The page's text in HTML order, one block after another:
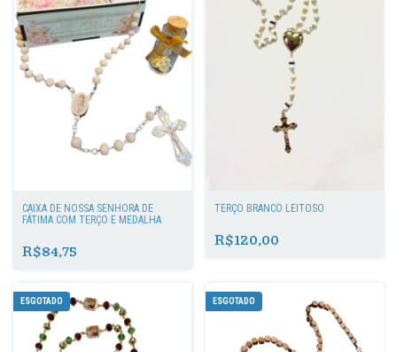
CAIXA DE NOSSA SENHORA DE
FÁTIMA COM TERÇO E MEDALHA
R$84,75
TERÇO BRANCO LEITOSO
R$120,00
ESGOTADO ESGOTADO